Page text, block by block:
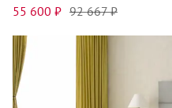
55 600 ₽ 92 667 ₽